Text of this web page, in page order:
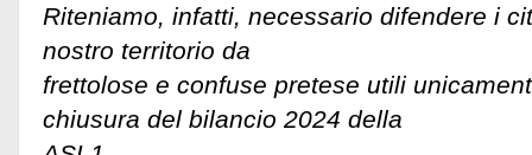
Riteniamo, infatti, necessario difendere i
nostro territorio da
frettolose e confuse pretese utili
chiusura del bilancio 2024 della